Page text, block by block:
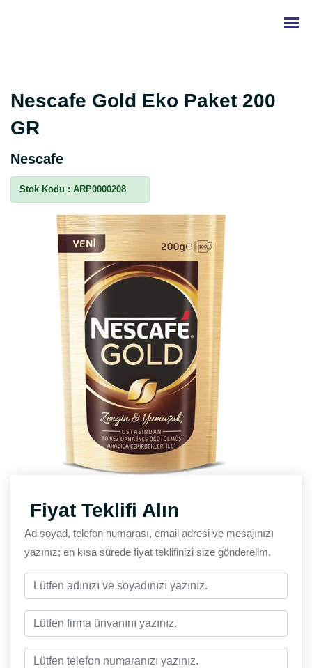
Nescafe Gold Eko Paket 200
GR
Nescafe
Stok Kodu : ARP0000208
Fiyat Teklifi Alın
Ad soyad, telefon numarası, email adresi ve mesajınızı
yazınız; en kısa sürede fiyat teklifinizi size gönderelim.